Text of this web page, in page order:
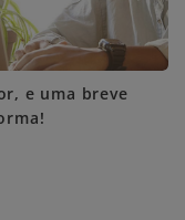
e uma breve